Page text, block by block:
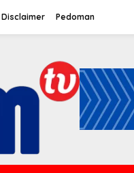
Disclaimer Pedoman